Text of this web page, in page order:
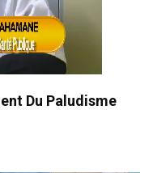
Du Paludisme